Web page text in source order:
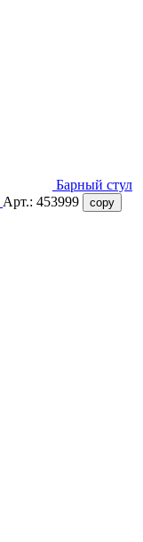
Барный стул
Арт.: 453999 copy